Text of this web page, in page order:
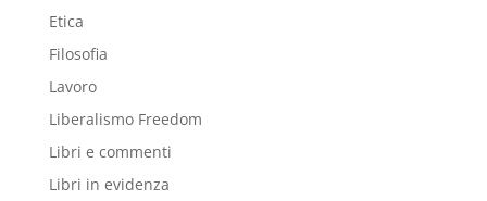
Etica
Filosofia
Lavoro
Liberalismo Freedom
Libri e commenti
Libri in evidenza